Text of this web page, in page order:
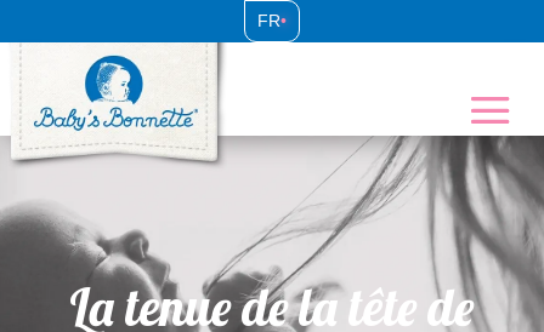
FR•
La tenue de la tête de